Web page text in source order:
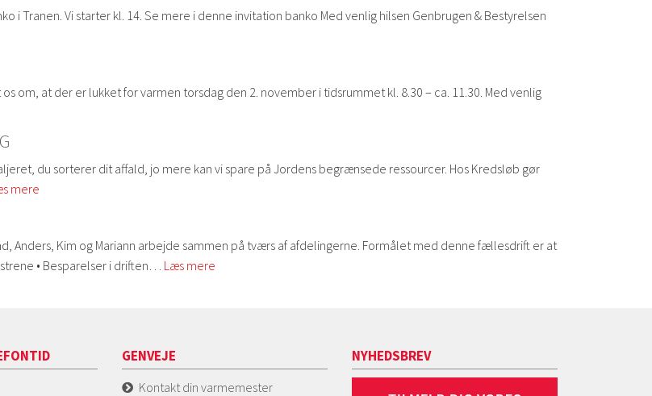
i Tranen. Vi starter kl. 14. Se mere i denne invitation banko Med venlig hilsen Genbrugen & Bestyrelsen
om, at der er lukket for varmen torsdag den 2. november i tidsrummet kl. 8.30 – ca. 11.30. Med venlig
du sorterer dit affald, jo mere kan vi spare på Jordens begrænsede ressourcer. Hos Kredsløb gør
mere
Anders, Kim og Mariann arbejde sammen på tværs af afdelingerne. Formålet med denne fællesdrift er at
• Besparelser i driften… Læs mere
GENVEJE
Kontakt din varmemester
NYHEDSBREV